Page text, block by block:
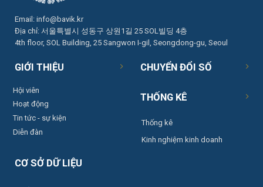
Email: info@bavik.kr
Địa chỉ: 서울특별시 성동구 상원1길 25 SOL빌딩 4층
4th floor, SOL Building, 25 Sangwon I-gil, Seongdong-gu, Seoul
GIỚI THIỆU
Hội viên
Hoạt động
Tin tức - sự kiện
Diễn đàn
CƠ SỞ DỮ LIỆU
CHUYỂN ĐỔI SỐ
THỐNG KÊ
Thống kê
Kinh nghiệm kinh doanh